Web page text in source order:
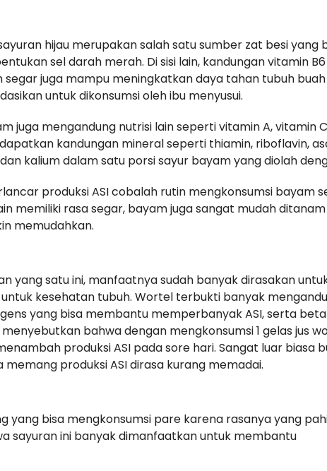
hijau merupakan salah satu sumber zat besi yang
sel darah merah. Di sisi lain, kandungan vitamin
juga mampu meningkatkan daya tahan tubuh
untuk dikonsumsi oleh ibu menyusui.
juga mengandung nutrisi lain seperti vitamin A, vitamin
kandungan mineral seperti thiamin, riboflavin,
kalium dalam satu porsi sayur bayam yang diolah
produksi ASI cobalah rutin mengkonsumsi bayam
memiliki rasa segar, bayam juga sangat mudah
memudahkan.
yang satu ini, manfaatnya sudah banyak dirasakan
kesehatan tubuh. Wortel terbukti banyak
yang bisa membantu memperbanyak ASI, serta
bahwa dengan mengkonsumsi 1 gelas jus
produksi ASI pada sore hari. Sangat luar biasa
produksi ASI dirasa kurang memadai.
yang bisa mengkonsumsi pare karena rasanya yang
sayuran ini banyak dimanfaatkan untuk membantu